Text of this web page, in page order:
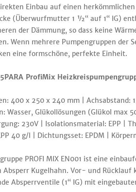
Einbau auf einen
(Überwurfmutter 1 ½“ auf 1“ IG)
der Dämmung, so dass keine
Wenn mehrere Pumpengruppen der
eine formschöne, perfekte Einheit.
ProfiMix
400 x 250 x 240 mm |
Wasser, Glükollösungen (Glükol max
230V | Isolationsmaterial: EPP |
40 g/l | Dichtungsset: EPDM |
PROFI MIX EN001 ist eine
Absperr Kugelhahn. Vor- und
Absperrventile (1“ IG) mit